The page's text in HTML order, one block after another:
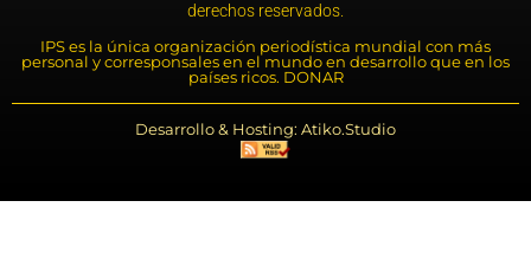
derechos reservados.
IPS es la única organización periodística mundial con más
personal y corresponsales en el mundo en desarrollo que en los
países ricos. DONAR
Desarrollo & Hosting: Atiko.Studio